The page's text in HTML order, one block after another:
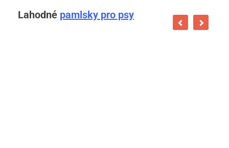
Lahodné pamlsky pro psy